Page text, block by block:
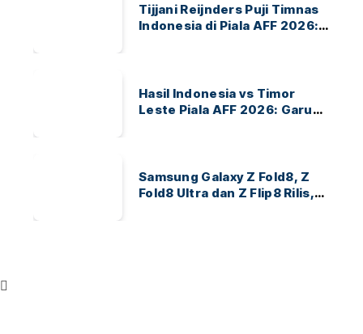
Tijjani Reijnders Puji Timnas
Indonesia di Piala AFF 2026:
Hasil Indonesia vs Timor
Leste Piala AFF 2026: Garuda
Samsung Galaxy Z Fold8, Z
Fold8 Ultra dan Z Flip8 Rilis,